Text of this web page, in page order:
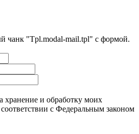
чанк "Tpl.modal-mail.tpl" с формой.
хранение и обработку моих
с Федеральным законом